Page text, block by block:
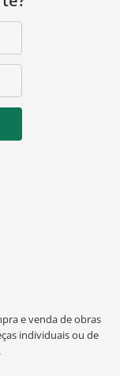
e venda de obras
individuais ou de